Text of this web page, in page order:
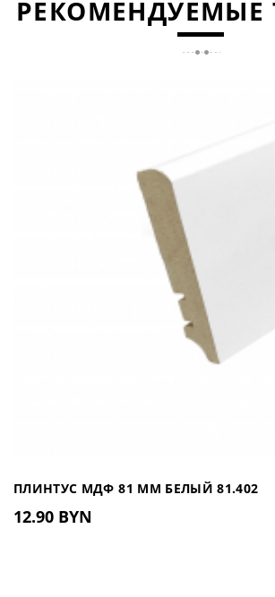
РЕКОМЕНДУЕМЫЕ
ПЛИНТУС МДФ 81 ММ БЕЛЫЙ 81.402
12.90 BYN